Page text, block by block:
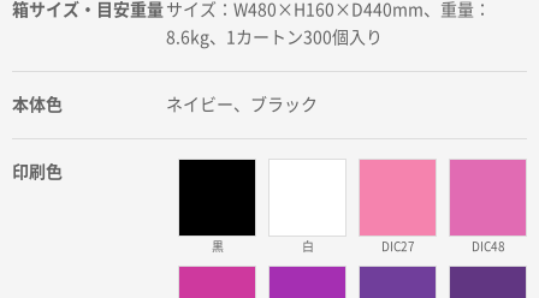
箱サイズ・目安重量 サイズ：W480×H160×D440mm、重量：
8.6kg、1カートン300個入り
本体色 ネイビー、ブラック
印刷色
黒 白 DIC27 DIC48